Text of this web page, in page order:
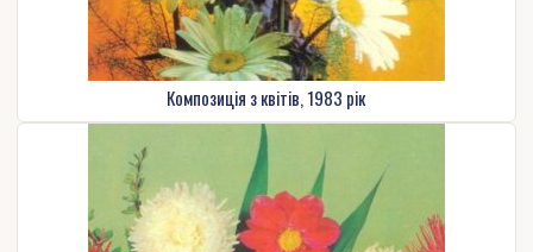
Композиція з квітів, 1983 рік